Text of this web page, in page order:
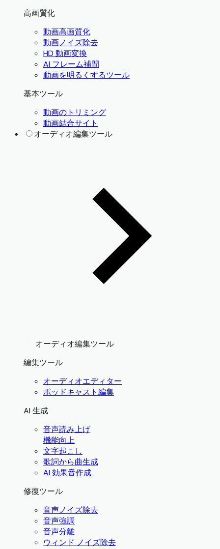
高画質化
動画高画質化
動画ノイズ除去
HD 動画変換
AI フレーム補間
動画を明るくするツール
基本ツール
動画のトリミング
動画結合サイト
オーディオ編集ツール
オーディオ編集ツール
編集ツール
オーディオエディター
ポッドキャスト編集
AI 生成
音声読み上げ
機能向上
文字起こし
歌詞から曲生成
AI 効果音作成
修復ツール
音声ノイズ除去
音声強調
音声分離
ウィンド ノイズ除去